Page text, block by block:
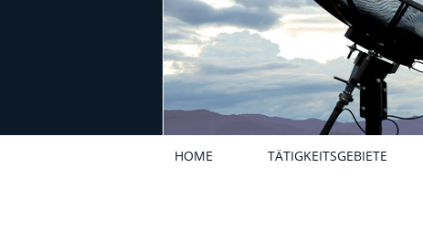
HOME TÄTIGKEITSGEBIETE